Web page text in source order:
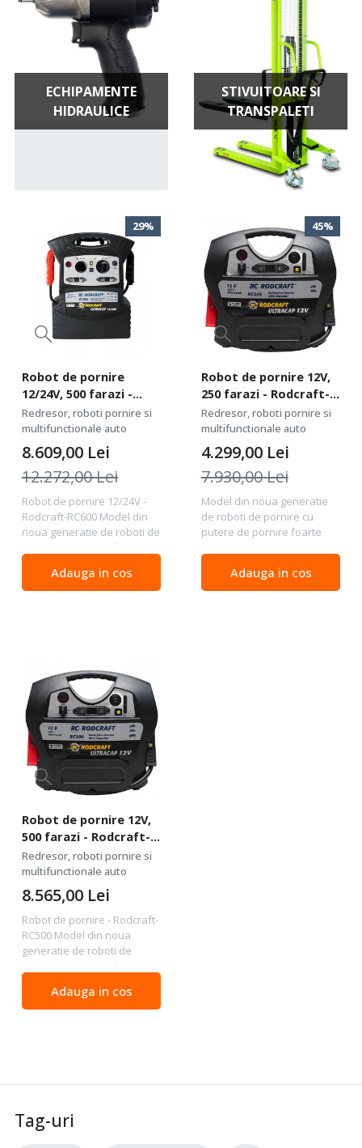
ECHIPAMENTE
HIDRAULICE
STIVUITOARE SI
TRANSPALETI
29%
Robot de pornire
12/24V, 500 farazi -
Rodcraft-RC600
Redresor, roboti pornire si
multifunctionale auto
Robot de pornire 12/24V -
Rodcraft-RC600 Model din
noua generatie de roboti de
pornire cu putere de
capacitor ce poate porni
orice vehicul cu baterie de
8.609,00 Lei
12.272,00Lei
Adauga in cos
45%
Robot de pornire 12V,
250 farazi - Rodcraft-
RC250
Redresor, roboti pornire si
multifunctionale auto
Model din noua generatie
de roboti de pornire cu
putere de pornire foarte
baterie de 12 V fiind
recomandat pentru
4.299,00 Lei
7.930,00Lei
Adauga in cos
Robot de pornire 12V,
500 farazi - Rodcraft-
RC500
Redresor, roboti pornire si
multifunctionale auto
Robot de pornire - Rodcraft-
RC500 Model din noua
generatie de roboti de
pornire cu putere de
capacitor ce poate porni
orice vehicul cu baterie de
8.565,00 Lei
Adauga in cos
Tag-uri